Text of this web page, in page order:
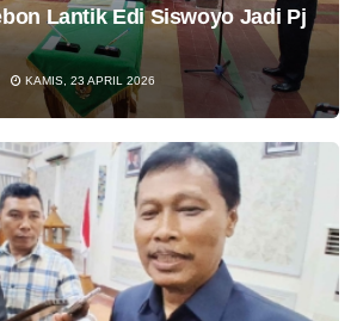
Lantik Edi Siswoyo Jadi Pj
KAMIS, 23 APRIL 2026